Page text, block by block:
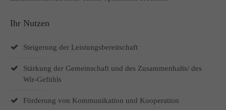
Ihr Nutzen
Steigerung der Leistungsbereitschaft
Stärkung der Gemeinschaft und des Zusammenhalts/ des
Wir-Gefühls
Förderung von Kommunikation und Kooperation